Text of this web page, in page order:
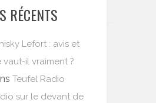
RÉCENTS
Lefort : avis et
il vraiment ?
Teufel Radio
sur le devant de